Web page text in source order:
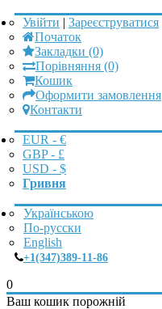
Увійти | Зареєструватися
Початок
Закладки (0)
Порівняння (0)
Кошик
Оформити замовлення
Контакти
EUR - €
GBP - £
USD - $
Гривня
Українською
По-русски
English
+1(347)389-11-86
0
Ваш кошик порожній